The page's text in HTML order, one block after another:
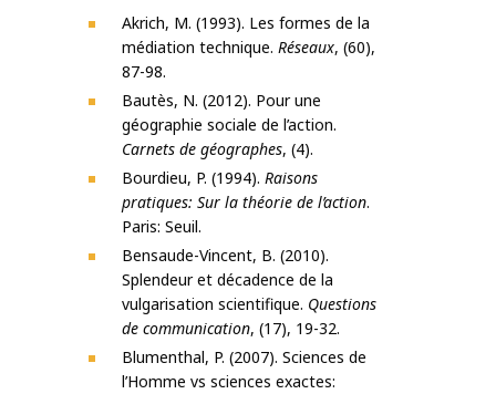
Akrich, M. (1993). Les formes de la
médiation technique. Réseaux, (60),
87-98.
Bautès, N. (2012). Pour une
géographie sociale de l’action.
Carnets de géographes, (4).
Bourdieu, P. (1994). Raisons
pratiques: Sur la théorie de l’action.
Paris: Seuil.
Bensaude-Vincent, B. (2010).
Splendeur et décadence de la
vulgarisation scientifique. Questions
de communication, (17), 19-32.
Blumenthal, P. (2007). Sciences de
l’Homme vs sciences exactes: